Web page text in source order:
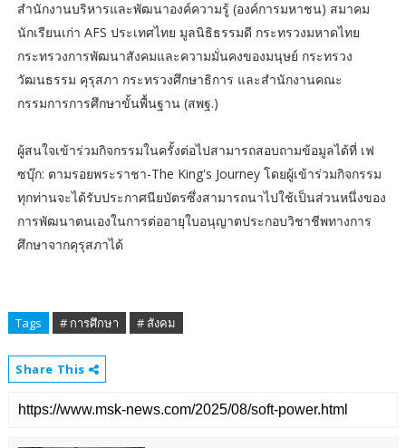
สำนักงานบริหารและพัฒนาองค์ความรู้ (องค์การมหาชน) สมาคม
นักเรียนเก่า AFS ประเทศไทย มูลนิธิธรรมดี กระทรวงมหาดไทย
กระทรวงการพัฒนาสังคมและความมั่นคงของมนุษย์ กระทรวง
วัฒนธรรม คุรุสภา กระทรวงศึกษาธิการ และสำนักงานคณะ
กรรมการการศึกษาขั้นพื้นฐาน (สพฐ.)
ผู้สนใจเข้าร่วมกิจกรรมในครั้งต่อไปสามารถสอบถามข้อมูลได้ที่ เฟ
ซบุ๊ก: ตามรอยพระราชา-The King's Journey โดยผู้เข้าร่วมกิจกรรม
ทุกท่านจะได้รับประกาศนียบัตรซึ่งสามารถนาไปใช้เป็นส่วนหนึ่งของ
การพัฒนาตนเองในการต่ออายุใบอนุญาตประกอบวิชาชีพทางการ
ศึกษาจากคุรุสภาได้
Tags # การศึกษา # สังคม
Share This